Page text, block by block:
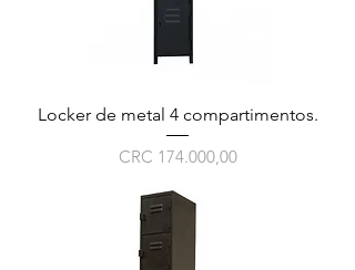
Locker de metal 4 compartimentos.
Preço
CRC 174.000,00